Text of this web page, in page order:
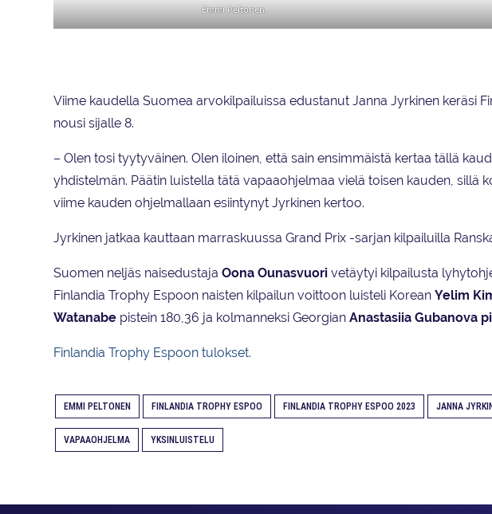
Emmi Peltonen
Viime kaudella Suomea arvokilpailuissa edustanut Janna Jyrkinen keräsi
nousi sijalle 8.
– Olen tosi tyytyväinen. Olen iloinen, että sain ensimmäistä kertaa tällä
yhdistelmän. Päätin luistella tätä vapaaohjelmaa vielä toisen kauden, sillä
viime kauden ohjelmallaan esiintynyt Jyrkinen kertoo.
Jyrkinen jatkaa kauttaan marraskuussa Grand Prix -sarjan kilpailuilla
Suomen neljäs naisedustaja Oona Ounasvuori vetäytyi kilpailusta
Finlandia Trophy Espoon naisten kilpailun voittoon luisteli Korean Yelim
Watanabe pistein 180,36 ja kolmanneksi Georgian Anastasiia Gubanova
Finlandia Trophy Espoon tulokset.
EMMI PELTONEN FINLANDIA TROPHY ESPOO FINLANDIA TROPHY ESPOO 2023 JANNA
VAPAAOHJELMA YKSINLUISTELU